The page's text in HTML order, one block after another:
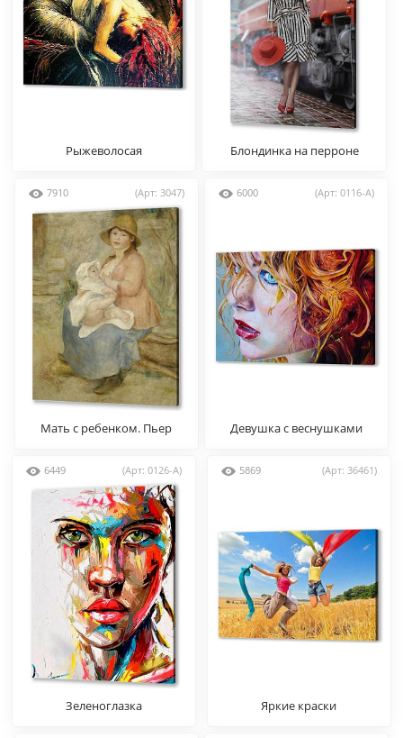
Рыжеволосая Блондинка на перроне
7910 (Арт: 3047)
Мать с ребенком. Пьер
6000 (Арт: 0116-A)
Девушка с веснушками
6449 (Арт: 0126-A)
Зеленоглазка
5869 (Арт: 36461)
Яркие краски